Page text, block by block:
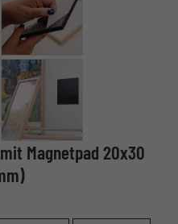
Magnetpad 20x30